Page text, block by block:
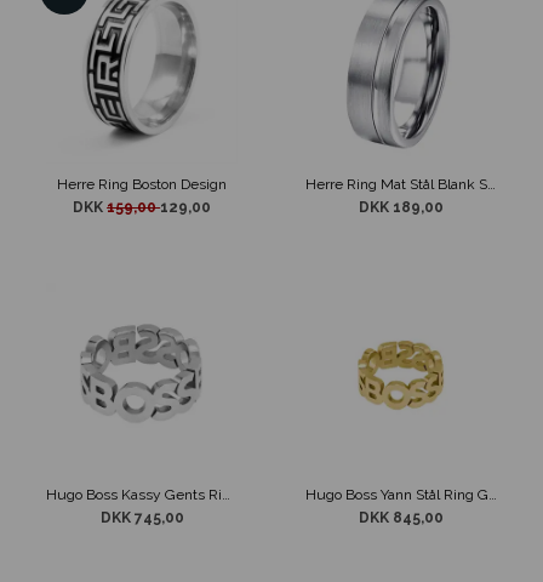
Herre Ring Boston Design
DKK159,00129,00
Herre Ring Mat Stål Blank Stribe
DKK 189,00
Hugo Boss Kassy Gents Ring
DKK 745,00
Hugo Boss Yann Stål Ring Gylden
DKK 845,00